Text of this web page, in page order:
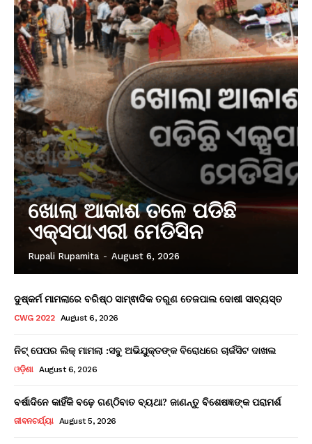
ଖୋଲା ଆକାଶ ତଳେ ପଡିଛି
ଏକ୍ସପାଏରୀ ମେଡିସିନ
Rupali Rupamita - August 6, 2026
ଦୁଷ୍କର୍ମ ମାମଲାରେ ବରିଷ୍ଠ ସାମ୍ଵାଦିକ ତରୁଣ ତେଜପାଲ ଦୋଷୀ ସାବ୍ୟସ୍ତ
CWG 2022 August 6, 2026
ନିଟ୍ ପେପର ଲିକ୍ ମାମଲା :ସବୁ ଅଭିଯୁକ୍ତଙ୍କ ବିରୋଧରେ ଚାର୍ଜସିଟ ଦାଖଲ
ଓଡ଼ିଶା August 6, 2026
ବର୍ଷାଦିନେ କାହିଁକି ବଢ଼େ ଗଣ୍ଠିବାତ ବ୍ୟଥା? ଜାଣନ୍ତୁ ବିଶେଷଜ୍ଞଙ୍କ ପରାମର୍ଶ
ଜୀବନଚର୍ଯ୍ୟା August 5, 2026